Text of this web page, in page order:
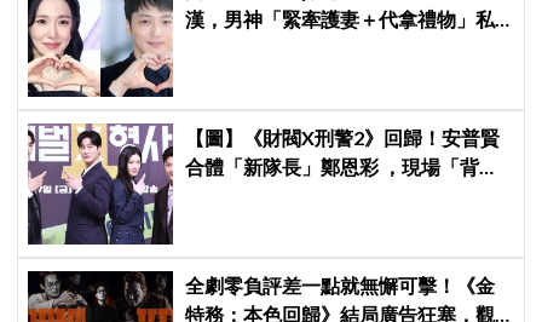
漢，男神「緊牽護妻＋代拿禮物」私
【圖】《財閥X刑警2》回歸！安普賢
合體「新隊長」鄭恩彩 ，現場「背靠
全劇零負評差一點就無懈可擊！《金
特務：本色回歸》結局廣告狂塞，觀